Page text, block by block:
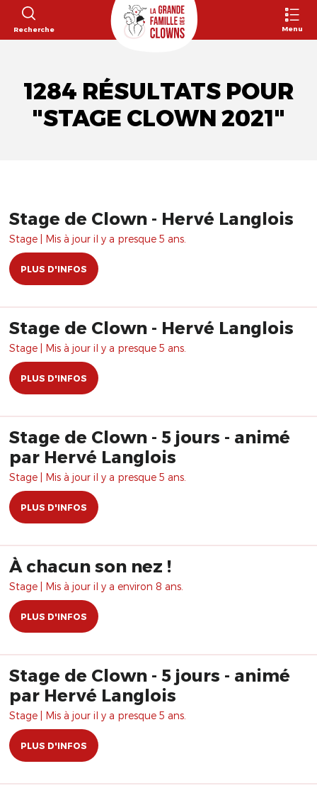
Recherche Menu
1284 RÉSULTATS POUR
"STAGE CLOWN 2021"
Stage de Clown - Hervé Langlois
Stage | Mis à jour il y a presque 5 ans.
PLUS D'INFOS
Stage de Clown - Hervé Langlois
Stage | Mis à jour il y a presque 5 ans.
PLUS D'INFOS
Stage de Clown - 5 jours - animé
par Hervé Langlois
Stage | Mis à jour il y a presque 5 ans.
PLUS D'INFOS
À chacun son nez !
Stage | Mis à jour il y a environ 8 ans.
PLUS D'INFOS
Stage de Clown - 5 jours - animé
par Hervé Langlois
Stage | Mis à jour il y a presque 5 ans.
PLUS D'INFOS